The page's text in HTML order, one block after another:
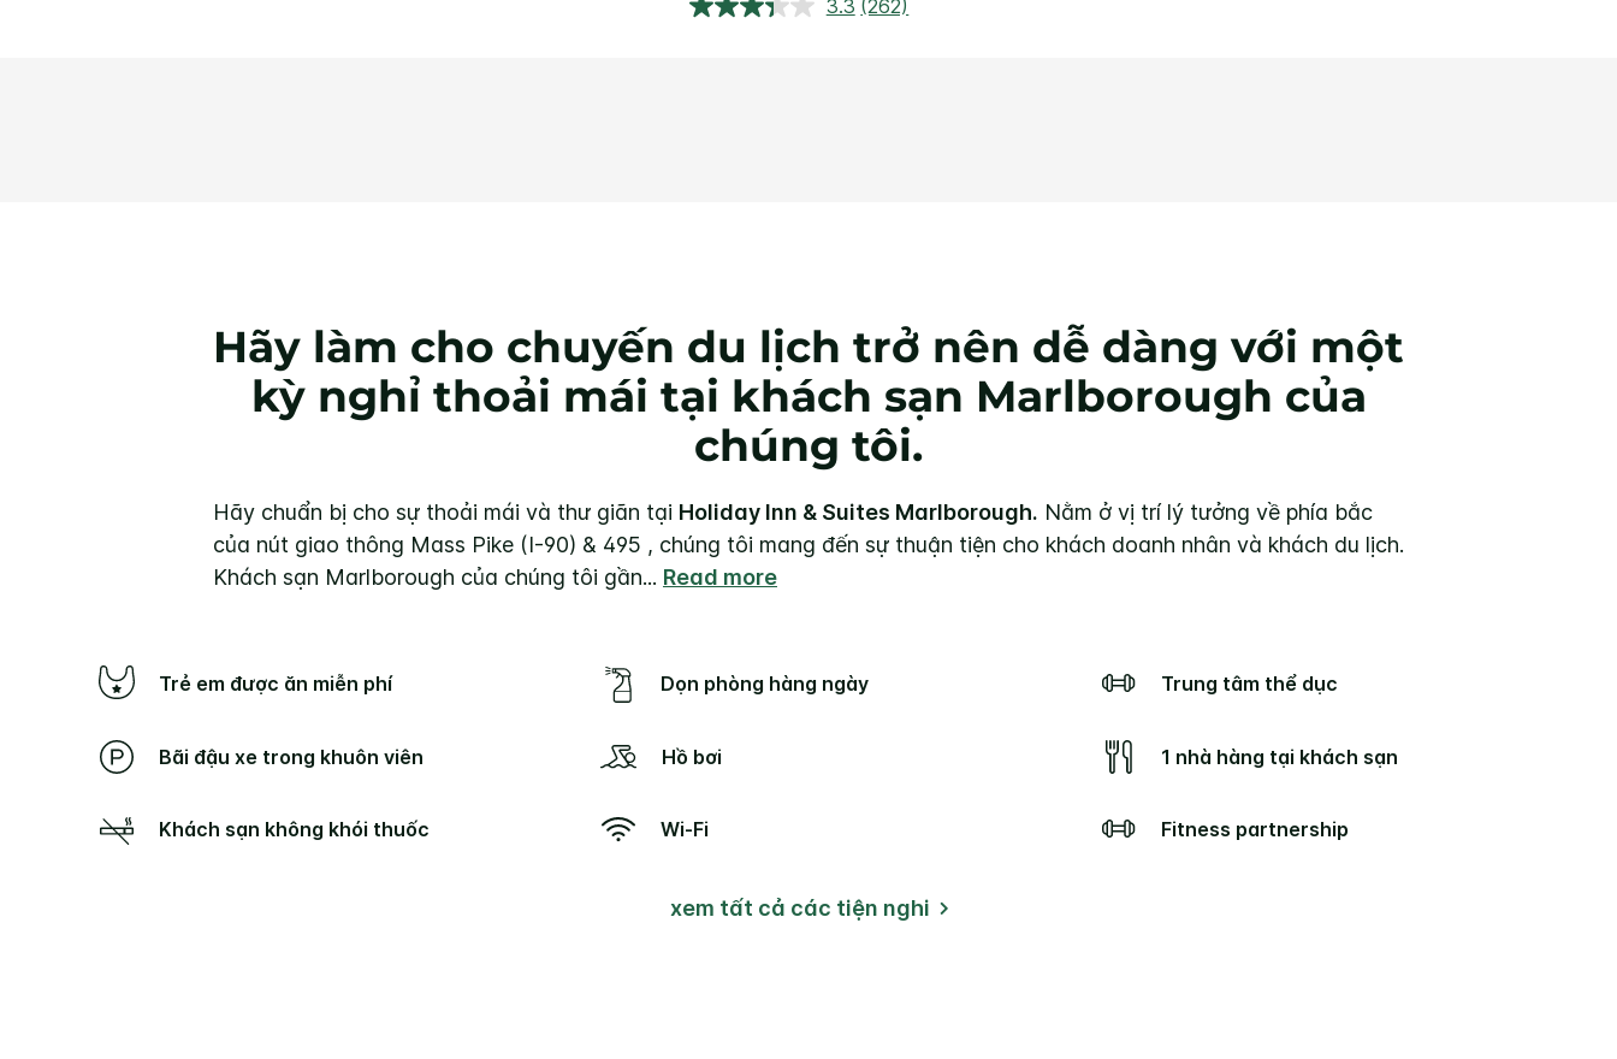
3.3 Đọc
(262)
Hãy làm cho chuyến du lịch trở nên dễ dàng với một
kỳ nghỉ thoải mái tại khách sạn Marlborough của
chúng tôi.
Hãy chuẩn bị cho sự thoải mái và thư giãn tại Holiday Inn & Suites Marlborough. Nằm ở vị trí lý tưởng về phía bắc
của nút giao thông Mass Pike (I-90) & 495 , chúng tôi mang đến sự thuận tiện cho khách doanh nhân và khách du lịch.
Khách sạn Marlborough của chúng tôi gần... Read more
Trẻ em được ăn miễn phí Dọn phòng hàng ngày Trung tâm thể dục
Bãi đậu xe trong khuôn viên Hồ bơi 1 nhà hàng tại khách sạn
Khách sạn không khói thuốc Wi-Fi Fitness partnership
xem tất cả các tiện nghi